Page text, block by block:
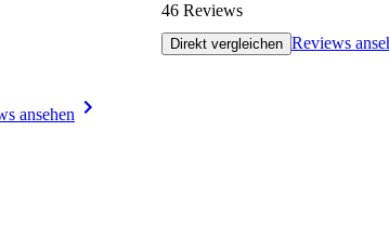
ansehen
46 Reviews
Direkt vergleichen Reviews